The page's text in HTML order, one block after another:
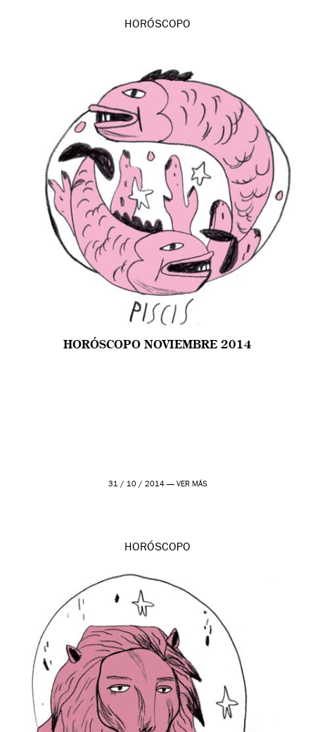
HORÓSCOPO
HORÓSCOPO NOVIEMBRE 2014
31 / 10 / 2014 — VER MÁS
HORÓSCOPO